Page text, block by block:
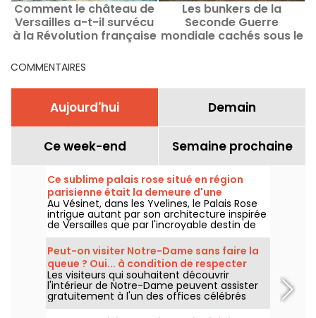
Comment le château de
Versailles a-t-il survécu
à la Révolution française
Les bunkers de la
Seconde Guerre
mondiale cachés sous le
COMMENTAIRES
Aujourd'hui Demain
Ce week-end Semaine prochaine
Ce sublime palais rose situé en région
parisienne était la demeure d'une
marquise excentrique de la Belle Epoque
Au Vésinet, dans les Yvelines, le Palais Rose
intrigue autant par son architecture inspirée
de Versailles que par l'incroyable destin de
l'une de ses plus célèbres habitantes : la
marquise Luisa Casati, figure excentrique de
la Belle Époque.
Peut-on visiter Notre-Dame sans faire la
queue ? Oui... à condition de respecter
quelques règles
Les visiteurs qui souhaitent découvrir
l'intérieur de Notre-Dame peuvent assister
gratuitement à l'un des offices célébrés
chaque jour. Une possibilité ouverte à tous, à